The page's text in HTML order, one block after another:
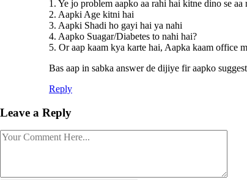
1. Ye jo problem aapko aa rahi hai kitne dino se aa
2. Aapki Age kitni hai
3. Aapki Shadi ho gayi hai ya nahi
4. Aapko Suagar/Diabetes to nahi hai?
5. Or aap kaam kya karte hai, Aapka kaam office
Bas aap in sabka answer de dijiye fir aapko
Reply
Leave a Reply